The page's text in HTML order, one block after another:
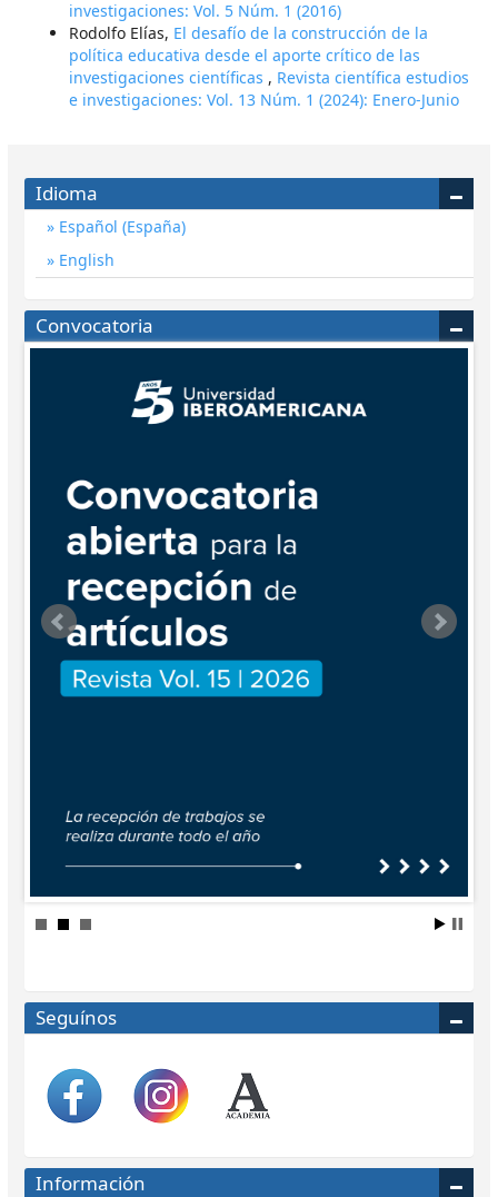
investigaciones: Vol. 5 Núm. 1 (2016)
Rodolfo Elías, El desafío de la construcción de la
política educativa desde el aporte crítico de las
investigaciones científicas , Revista científica estudios
e investigaciones: Vol. 13 Núm. 1 (2024): Enero-Junio
Idioma
Español (España)
English
Convocatoria
Seguínos
Información